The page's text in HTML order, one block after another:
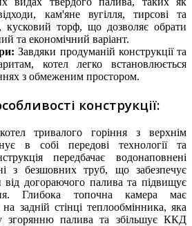
кам'яне вугілля, тирсові та
кусковий торф, що дозволяє обрати
та економічний варіант.​
Завдяки продуманій конструкції та
котел легко встановлюється
з обмеженим простором.​
конструкції:
тривалого горіння з верхнім
в собі передові технології та
передбачає водонаповнені
з безшовних труб, що забезпечує
від догораючого палива та підвищує
Глибока топочна камера має
задній стінці теплообмінника, яка
згорянню палива та збільшує ККД